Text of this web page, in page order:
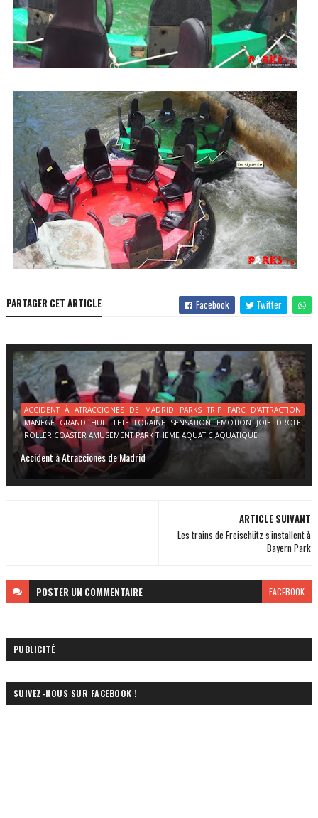
PARTAGER CET ARTICLE Facebook Twitter
ACCIDENT À ATRACCIONES DE MADRID PARKS TRIP PARC D'ATTRACTION
MANEGE GRAND HUIT FETE FORAINE SENSATION EMOTION JOIE DROLE
ROLLER COASTER AMUSEMENT PARK THEME AQUATIC AQUATIQUE
Accident à Atracciones de Madrid
ARTICLE SUIVANT
Les trains de Freischütz s'installent à
Bayern Park
POSTER UN COMMENTAIRE FACEBOOK
PUBLICITÉ
SUIVEZ-NOUS SUR FACEBOOK !